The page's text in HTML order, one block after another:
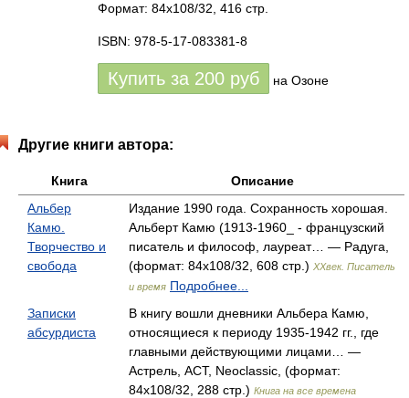
Формат: 84x108/32, 416 стр.
ISBN: 978-5-17-083381-8
Купить за 200 руб на Озоне
Другие книги автора:
Книга
Описание
Альбер
Камю.
Творчество и
свобода
Издание 1990 года. Сохранность хорошая.
Альберт Камю (1913-1960_ - французский
писатель и философ, лауреат… — Радуга,
(формат: 84x108/32, 608 стр.) XXвек. Писатель
и время Подробнее...
Записки
абсурдиста
В книгу вошли дневники Альбера Камю,
относящиеся к периоду 1935-1942 гг., где
главными действующими лицами… —
Астрель, АСТ, Neoclassic, (формат:
84x108/32, 288 стр.) Книга на все времена